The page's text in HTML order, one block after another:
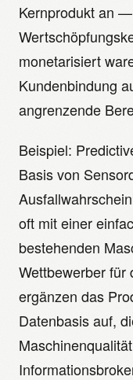
Kernprodukt an
monetarisiert
Kundenbindung
angrenzende
Beispiel:
Basis von
oft mit einer
bestehenden
Wettbewerber
ergänzen das
Datenbasis auf,